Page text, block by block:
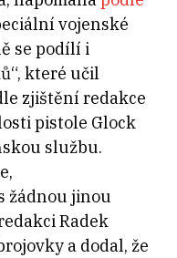
vojenské
se podílí i
které učil
zjištění redakce
pistole Glock
službu.
žádnou jinou
Radek
a dodal, že